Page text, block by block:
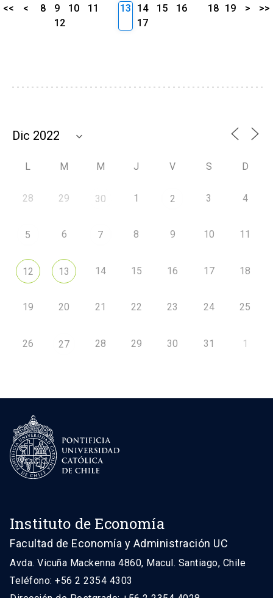
<< < 8 9 10
11
12
13 14 15
16
17
18 19 > >>
L M M J V S D
28 29 30 1 2 3 4
5 6 7 8 9 10 11
12 13 14 15 16 17 18
19 20 21 22 23 24 25
26 27 28 29 30 31 1
Instituto de Economía
Facultad de Economía y Administración UC
Avda. Vicuña Mackenna 4860, Macul. Santiago, Chile
Teléfono: +56 2 2354 4303